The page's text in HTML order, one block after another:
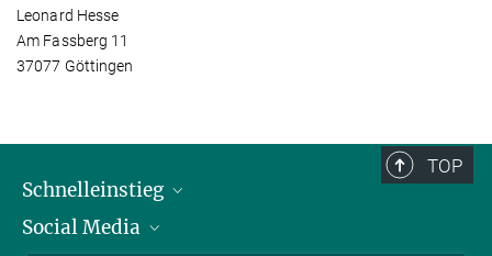
Leonard Hesse
Am Fassberg 11
37077 Göttingen
TOP
Schnelleinstieg
Alumni
Social Media